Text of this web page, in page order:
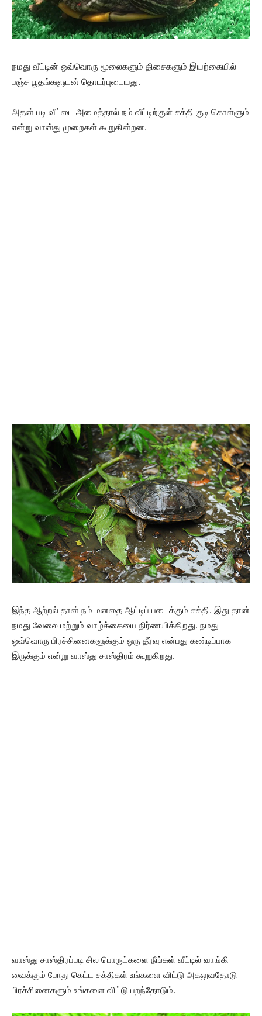
நமது வீட்டின் ஒவ்வொரு மூலைகளும் திசைகளும் இயற்கையில்
பஞ்ச பூதங்களுடன் தொடர்புடையது.
அதன் படி வீட்டை அமைத்தால் நம் வீட்டிற்குள் சக்தி குடி கொள்ளும்
என்று வாஸ்து முறைகள் கூறுகின்றன.
இந்த ஆற்றல் தான் நம் மனதை ஆட்டிப் படைக்கும் சக்தி. இது தான்
நமது வேலை மற்றும் வாழ்க்கையை நிர்ணயிக்கிறது. நமது
ஒவ்வொரு பிரச்சினைகளுக்கும் ஒரு தீர்வு என்பது கண்டிப்பாக
இருக்கும் என்று வாஸ்து சாஸ்திரம் கூறுகிறது.
வாஸ்து சாஸ்திரப்படி சில பொருட்களை நீங்கள் வீட்டில் வாங்கி
வைக்கும் போது கெட்ட சக்திகள் உங்களை விட்டு அகலுவதோடு
பிரச்சினைகளும் உங்களை விட்டு பறந்தோடும்.